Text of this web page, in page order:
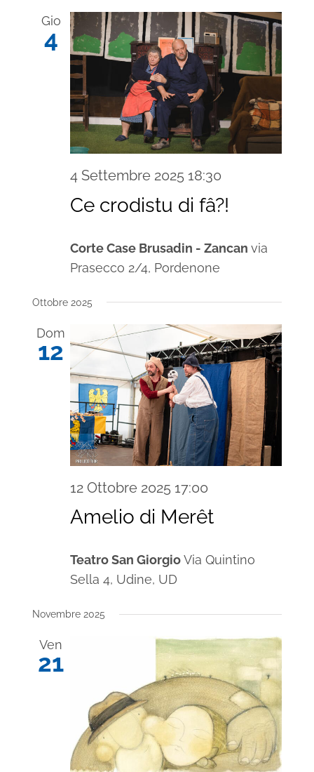
Gio
4
4 Settembre 2025 18:30
Ce crodistu di fâ?!
Corte Case Brusadin - Zancan via
Prasecco 2/4, Pordenone
Ottobre 2025
Dom
12
12 Ottobre 2025 17:00
Amelio di Merêt
Teatro San GiorgioVia Quintino
Sella 4, Udine, UD
Novembre 2025
Ven
21